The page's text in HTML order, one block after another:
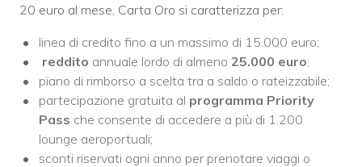
20 euro al mese, Carta Oro si caratterizza per:
linea di credito fino a un massimo di 15.000 euro;
reddito annuale lordo di almeno 25.000 euro;
piano di rimborso a scelta tra a saldo o rateizzabile;
partecipazione gratuita al programma Priority
Pass che consente di accedere a più di 1.200
lounge aeroportuali;
sconti riservati ogni anno per prenotare viaggi o